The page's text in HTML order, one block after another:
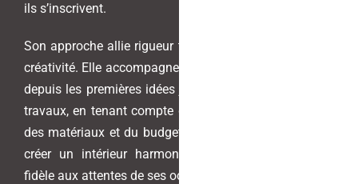
ils s’inscrivent.
Son approche allie rigueur technique, sens du détail et
créativité. Elle accompagne ses clients à chaque étape,
depuis les premières idées jusqu’à la coordination des
travaux, en tenant compte des volumes, de la lumière,
des matériaux et du budget. Chaque réalisation vise à
créer un intérieur harmonieux, pensé pour durer et
fidèle aux attentes de ses occupants.